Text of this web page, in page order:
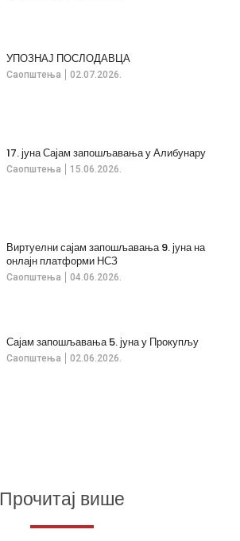
Саопштења 02.07.2026.
УПОЗНАЈ ПОСЛОДАВЦА
Саопштења 15.06.2026.
17. јуна Сајам запошљавања у Алибунару
Саопштења 04.06.2026.
Виртуелни сајам запошљавања 9. јуна на
онлајн платформи НСЗ
Саопштења 02.06.2026.
Сајам запошљавања 5. јуна у Прокупљу
Прочитај више